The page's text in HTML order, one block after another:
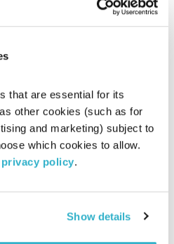
that are essential for its
other cookies (such as for
and marketing) subject to
which cookies to allow.
policy.
Show details
התעוררות
גליה גלעדי
13.08.23
01:27:35
אודיו